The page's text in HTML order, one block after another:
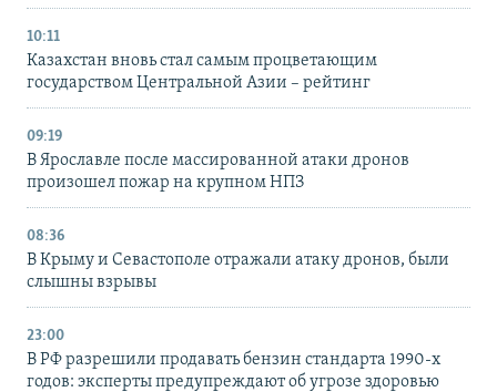
10:11
Казахстан вновь стал самым процветающим
государством Центральной Азии – рейтинг
09:19
В Ярославле после массированной атаки дронов
произошел пожар на крупном НПЗ
08:36
В Крыму и Севастополе отражали атаку дронов, были
слышны взрывы
23:00
В РФ разрешили продавать бензин стандарта 1990-х
годов: эксперты предупреждают об угрозе здоровью